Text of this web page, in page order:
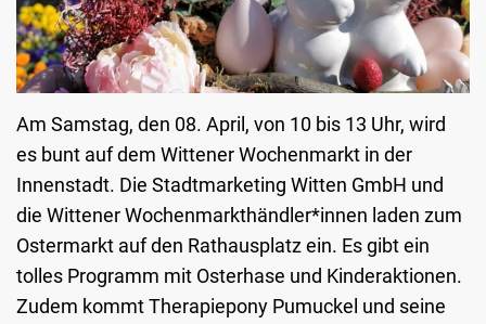
Am Samstag, den 08. April, von 10 bis 13 Uhr, wird
es bunt auf dem Wittener Wochenmarkt in der
Innenstadt. Die Stadtmarketing Witten GmbH und
die Wittener Wochenmarkthändler*innen laden zum
Ostermarkt auf den Rathausplatz ein. Es gibt ein
tolles Programm mit Osterhase und Kinderaktionen.
Zudem kommt Therapiepony Pumuckel und seine